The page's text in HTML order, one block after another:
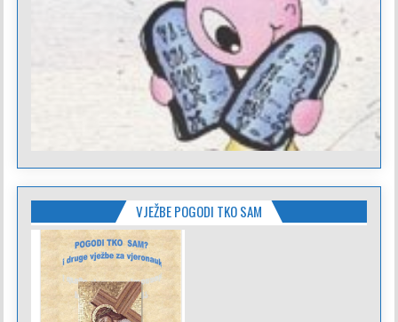
VJEŽBE POGODI TKO SAM